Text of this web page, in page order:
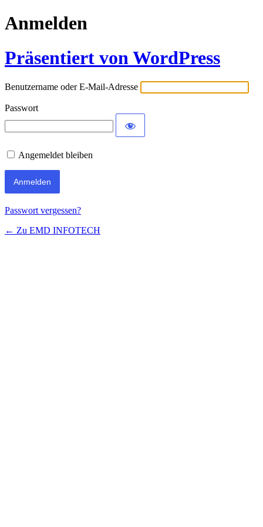
Anmelden
Präsentiert von WordPress
Benutzername oder E-Mail-Adresse
Passwort
Angemeldet bleiben
Passwort vergessen?
← Zu EMD INFOTECH